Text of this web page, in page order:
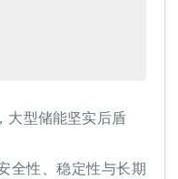
大型储能坚实后盾
全性、稳定性与长期